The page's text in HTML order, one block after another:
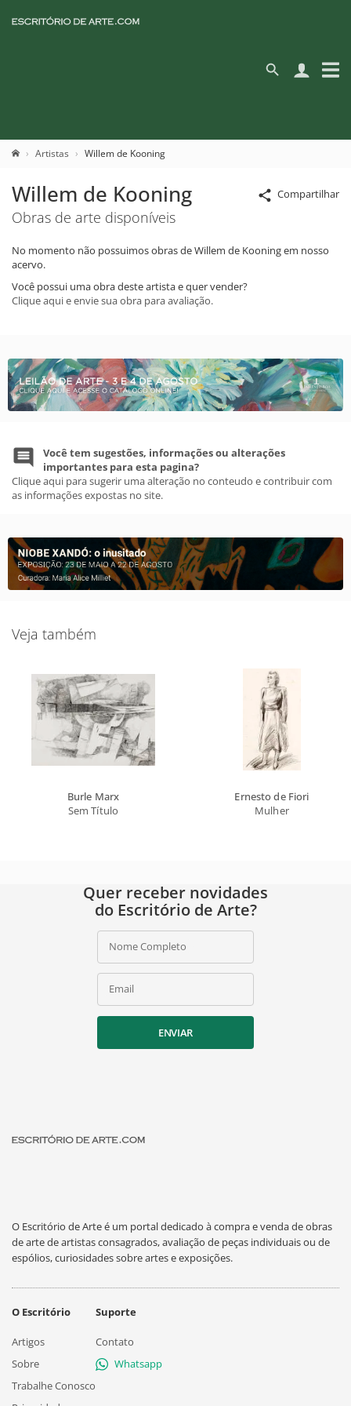
Artistas Willem de Kooning
Compartilhar
Willem de Kooning
Obras de arte disponíveis
No momento não possuimos obras de Willem de Kooning em nosso
acervo.
Você possui uma obra deste artista e quer vender?
Clique aqui e envie sua obra para avaliação.
Você tem sugestões, informações ou alterações
importantes para esta pagina?
Clique aqui para sugerir uma alteração no conteudo e contribuir com
as informações expostas no site.
Veja também
Burle Marx
Sem Título
Ernesto de Fiori
Mulher
Quer receber novidades
do Escritório de Arte?
Nome Completo
Email
ENVIAR
O Escritório de Arte é um portal dedicado à compra e venda de obras
de arte de artistas consagrados, avaliação de peças individuais ou de
espólios, curiosidades sobre artes e exposições.
O Escritório
Artigos
Sobre
Trabalhe Conosco
Suporte
Contato
Whatsapp